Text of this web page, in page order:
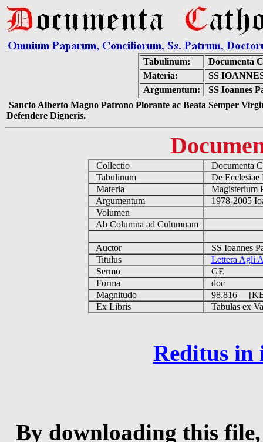
Tabulinum:
Documenta
Materia:
SS
Argumentum:
SS Ioannes
Sancto Alberto Magno Patrono Plorante ac Beata Semper
Defendere Digneris.
Collectio
Documenta
Tabulinum
De
Materia
Magisterium
Argumentum
1978-2005
Volumen
Ab Columna ad Culumnam
Auctor
SS Ioannes
Titulus
Lettera Agli
Sermo
GE
Forma
doc
Magnitudo
98.816
Ex Libris
Tabulas ex
Reditus in
By downloading this